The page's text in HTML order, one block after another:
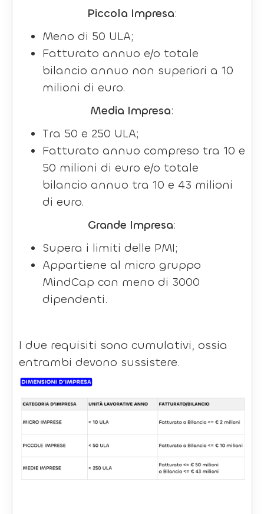
Piccola Impresa:
Meno di 50 ULA;
Fatturato annuo e/o totale
bilancio annuo non superiori a 10
milioni di euro.
Media Impresa:
Tra 50 e 250 ULA;
Fatturato annuo compreso tra 10 e
50 milioni di euro e/o totale
bilancio annuo tra 10 e 43 milioni
di euro.
Grande Impresa:
Supera i limiti delle PMI;
Appartiene al micro gruppo
MindCap con meno di 3000
dipendenti.
I due requisiti sono cumulativi, ossia
entrambi devono sussistere.